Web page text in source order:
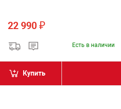
22 990 ₽
Есть в наличии
Купить